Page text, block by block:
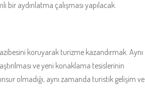
aydınlatma çalışması yapılacak.
koruyarak turizme kazandırmak. Aynı
ve yeni konaklama tesislerinin
olmadığı, aynı zamanda turistik gelişim ve